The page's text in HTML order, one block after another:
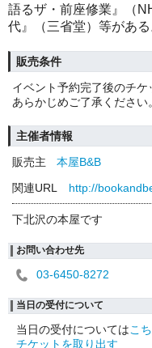
語るザ・前座修業』（
代』（三省堂）等がある
販売条件
イベント予約完了後のチケ
あらかじめご了承ください。
主催者情報
販売主
本屋B&B
関連URL
http://
下北沢の本屋です
お問い合わせ先
03-6450-8272
当日の受付について
当日の受付についてはこ
チケットを取り出す